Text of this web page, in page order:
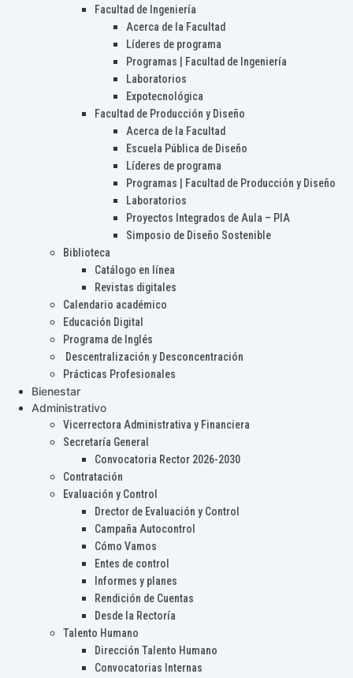
Facultad de Ingeniería
Acerca de la Facultad
Líderes de programa
Programas | Facultad de Ingeniería
Laboratorios
Expotecnológica
Facultad de Producción y Diseño
Acerca de la Facultad
Escuela Pública de Diseño
Líderes de programa
Programas | Facultad de Producción y Diseño
Laboratorios
Proyectos Integrados de Aula – PIA
Simposio de Diseño Sostenible
Biblioteca
Catálogo en línea
Revistas digitales
Calendario académico
Educación Digital
Programa de Inglés
Descentralización y Desconcentración
Prácticas Profesionales
Bienestar
Administrativo
Vicerrectora Administrativa y Financiera
Secretaría General
Convocatoria Rector 2026-2030
Contratación
Evaluación y Control
Drector de Evaluación y Control
Campaña Autocontrol
Cómo Vamos
Entes de control
Informes y planes
Rendición de Cuentas
Desde la Rectoría
Talento Humano
Dirección Talento Humano
Convocatorias Internas